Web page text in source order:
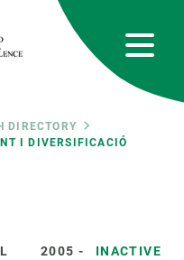
DIRECTORY
I DIVERSIFICACIÓ
2005 -
INACTIVE